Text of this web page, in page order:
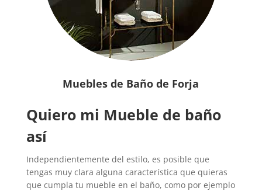
Muebles de Baño de Forja
Quiero mi Mueble de baño
así
Independientemente del estilo, es posible que
tengas muy clara alguna característica que quieras
que cumpla tu mueble en el baño, como por ejemplo